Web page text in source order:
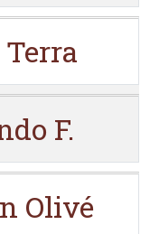
F.
Olivé